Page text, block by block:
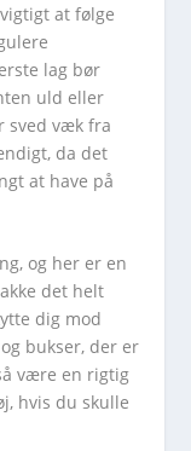
at følge
lag bør
uld eller
sved væk fra
da det
at have på
og her er en
det helt
dig mod
bukser, der er
være en rigtig
hvis du skulle